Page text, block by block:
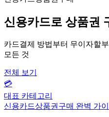
신용카드로 상품권
카드결제 방법부터 무이자할
모든 것
전체 보기
💳
대표 카테고리
신용카드상품권구매 완벽 가